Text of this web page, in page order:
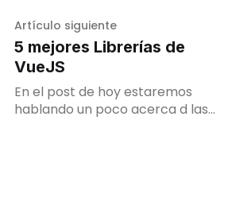
para crear un software limpio y
fácil de mantener.
Artículo siguiente
5 mejores Librerías de
VueJS
En el post de hoy estaremos
hablando un poco acerca d las